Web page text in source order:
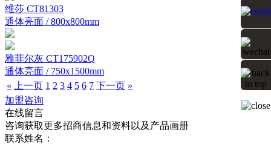
维莎 CT81303
通体亮面 / 800x800mm
雅菲尔灰 CT175902Q
通体亮面 / 750x1500mm
«
上一页 1 2 3 4 5 6 7 下一页 »
加盟咨询
在线留言
咨询获取更多招商信息和资料以及产品画册
联系姓名：